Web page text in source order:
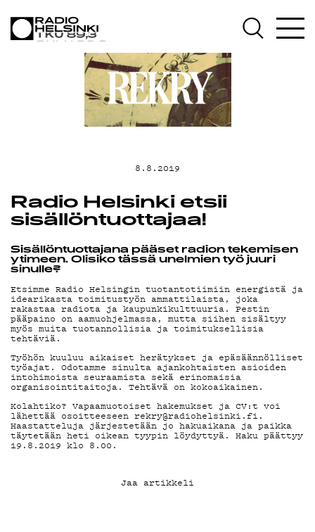
AJANKOHTAISTA
OHJELMAT
TEKIJÄT
ON-DEMAND
PODCAST
MAINOSTA
YHTEYSTIEDOT
G LIVELAB
YSTÄVÄKLUBI
TIETOSUOJA
8.8.2019
Radio Helsinki etsii
sisällöntuottajaa!
Sisällöntuottajana pääset radion tekemisen
ytimeen. Olisiko tässä unelmien työ juuri
sinulle?
Etsimme Radio Helsingin tuotantotiimiin energistä ja
idearikasta toimitustyön ammattilaista, joka
rakastaa radiota ja kaupunkikulttuuria. Pestin
pääpaino on aamuohjelmassa, mutta siihen sisältyy
myös muita tuotannollisia ja toimituksellisia
tehtäviä.
Työhön kuuluu aikaiset herätykset ja epäsäännölliset
työajat. Odotamme sinulta ajankohtaisten asioiden
intohimoista seuraamista sekä erinomaisia
organisointitaitoja. Tehtävä on kokoaikainen.
Kolahtiko? Vapaamuotoiset hakemukset ja CV:t voi
lähettää osoitteeseen rekry@radiohelsinki.fi.
Haastatteluja järjestetään jo hakuaikana ja paikka
täytetään heti oikean tyypin löydyttyä. Haku päättyy
19.8.2019 klo 8.00.
Jaa artikkeli